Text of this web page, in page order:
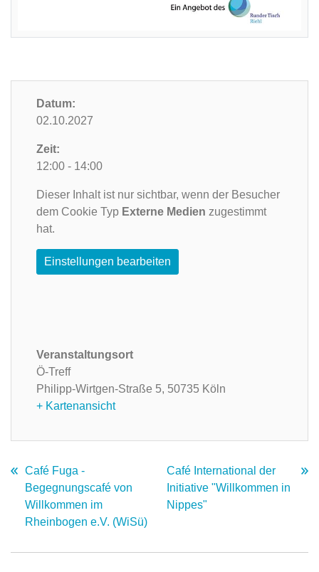
Datum:
02.10.2027
Zeit:
12:00 - 14:00
Dieser Inhalt ist nur sichtbar, wenn der Besucher
dem Cookie Typ Externe Medien zugestimmt
hat.
Einstellungen bearbeiten
Veranstaltungsort
Ö-Treff
Philipp-Wirtgen-Straße 5, 50735 Köln
+ Kartenansicht
Café Fuga -
Begegnungscafé von
Willkommen im
Rheinbogen e.V. (WiSü)
Café International der
Initiative "Willkommen in
Nippes"